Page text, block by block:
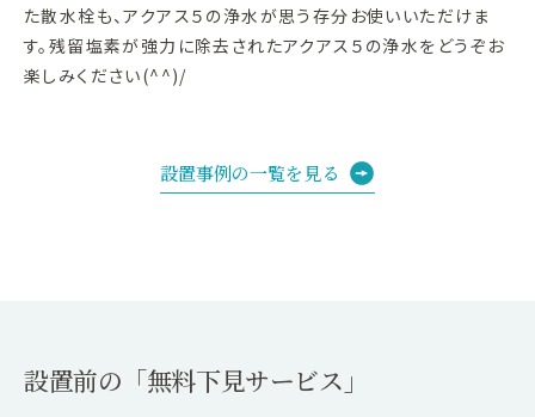
た散水栓も、アクアス５の浄水が思う存分お使いいただけま
す。残留塩素が強力に除去されたアクアス５の浄水をどうぞお
楽しみください(^^)/
設置事例の一覧を見る
設置前の「無料下見サービス」